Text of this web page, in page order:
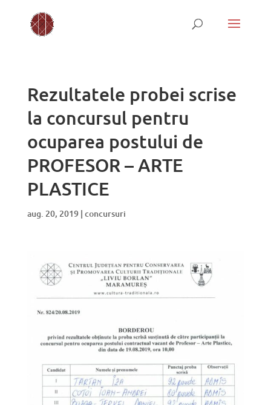
Rezultatele probei scrise
la concursul pentru
ocuparea postului de
PROFESOR – ARTE
PLASTICE
aug. 20, 2019| concursuri